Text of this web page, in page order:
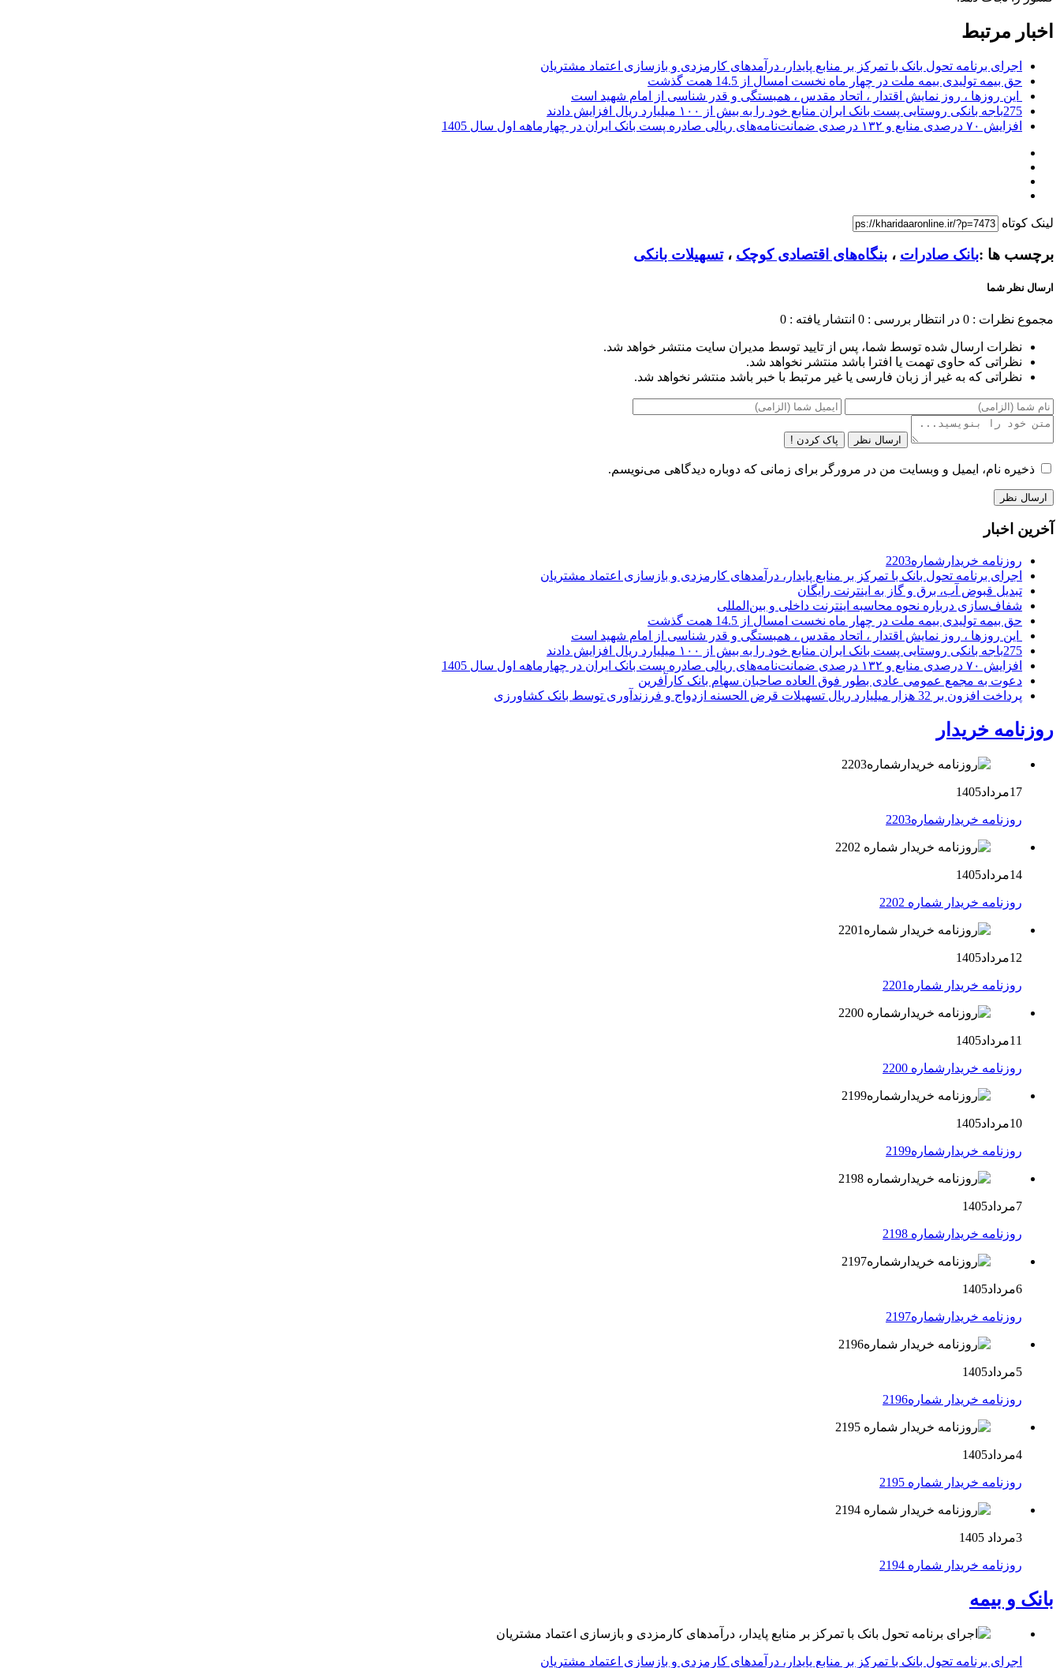
اخبار مرتبط
اجرای برنامه تحول بانک با تمرکز بر منابع پایدار، درآمدهای کارمزدی و بازسازی اعتماد مشتریان
حق بیمه تولیدی بیمه ملت در چهار ماه نخست امسال از 14.5 همت گذشت
این روزها ، روز نمایش اقتدار ، اتحاد مقدس ، همبستگی و قدر شناسی از امام شهید است
275باجه بانکی روستایی پست بانک ایران منابع خود را به بیش از ۱۰۰ میلیارد ریال افزایش دادند
افزایش ۷۰ درصدی منابع و ۱۳۲ درصدی ضمانت‌نامه‌های ریالی صادره پست بانک ایران در چهارماهه اول سال 1405
لینک کوتاه
برچسب ها :بانک صادرات ، بنگاه‌های اقتصادی کوچک ،تسهیلات بانکی
ارسال نظر شما
مجموع نظرات : 0 در انتظار بررسی : 0 انتشار یافته : 0
نظرات ارسال شده توسط شما، پس از تایید توسط مدیران سایت منتشر خواهد شد.
نظراتی که حاوی تهمت یا افترا باشد منتشر نخواهد شد.
نظراتی که به غیر از زبان فارسی یا غیر مرتبط با خبر باشد منتشر نخواهد شد.
ارسال نظر پاک کردن !
ذخیره نام، ایمیل و وبسایت من در مرورگر برای زمانی که دوباره دیدگاهی می‌نویسم.
آخرین اخبار
روزنامه خریدارشماره2203
اجرای برنامه تحول بانک با تمرکز بر منابع پایدار، درآمدهای کارمزدی و بازسازی اعتماد مشتریان
تبدیل قبوض آب، برق و گاز به اینترنت رایگان
شفاف‌سازی درباره نحوه محاسبه اینترنت داخلی و بین‌المللی
حق بیمه تولیدی بیمه ملت در چهار ماه نخست امسال از 14.5 همت گذشت
این روزها ، روز نمایش اقتدار ، اتحاد مقدس ، همبستگی و قدر شناسی از امام شهید است
275باجه بانکی روستایی پست بانک ایران منابع خود را به بیش از ۱۰۰ میلیارد ریال افزایش دادند
افزایش ۷۰ درصدی منابع و ۱۳۲ درصدی ضمانت‌نامه‌های ریالی صادره پست بانک ایران در چهارماهه اول سال 1405
دعوت به مجمع عمومی عادی بطور فوق العاده صاحبان سهام بانک کارآفرین
پرداخت افزون بر 32 هزار میلیارد ریال تسهیلات قرض الحسنه ازدواج و فرزندآوری توسط بانک کشاورزی
روزنامه خریدار
17مرداد1405
روزنامه خریدارشماره2203
14مرداد1405
روزنامه خریدار شماره 2202
12مرداد1405
روزنامه خریدار شماره2201
11مرداد1405
روزنامه خریدارشماره 2200
10مرداد1405
روزنامه خریدارشماره2199
7مرداد1405
روزنامه خریدارشماره 2198
6مرداد1405
روزنامه خریدارشماره2197
5مرداد1405
روزنامه خریدار شماره2196
4مرداد1405
روزنامه خریدار شماره 2195
3مرداد 1405
روزنامه خریدار شماره 2194
بانک و بیمه
اجرای برنامه تحول بانک با تمرکز بر منابع پایدار، درآمدهای کارمزدی و بازسازی اعتماد مشتریان